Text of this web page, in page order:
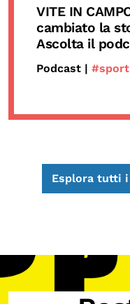
VITE IN
cambiato la
Ascolta il
Podcast | #sport
Esplora tutti